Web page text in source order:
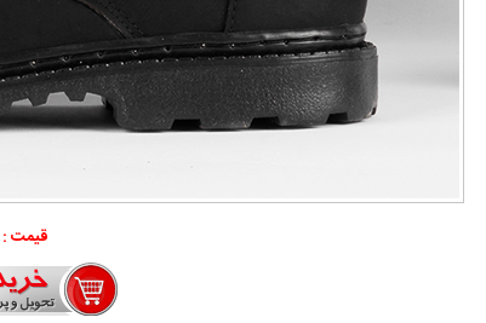
قیمت :